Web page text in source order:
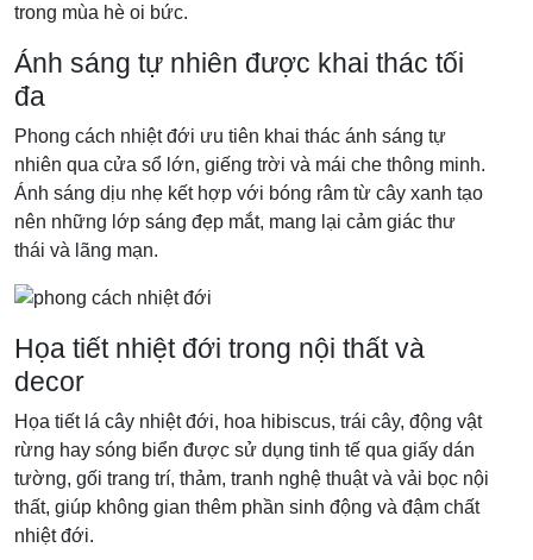
trong mùa hè oi bức.
Ánh sáng tự nhiên được khai thác tối
đa
Phong cách nhiệt đới ưu tiên khai thác ánh sáng tự
nhiên qua cửa sổ lớn, giếng trời và mái che thông minh.
Ánh sáng dịu nhẹ kết hợp với bóng râm từ cây xanh tạo
nên những lớp sáng đẹp mắt, mang lại cảm giác thư
thái và lãng mạn.
Họa tiết nhiệt đới trong nội thất và
decor
Họa tiết lá cây nhiệt đới, hoa hibiscus, trái cây, động vật
rừng hay sóng biển được sử dụng tinh tế qua giấy dán
tường, gối trang trí, thảm, tranh nghệ thuật và vải bọc nội
thất, giúp không gian thêm phần sinh động và đậm chất
nhiệt đới.